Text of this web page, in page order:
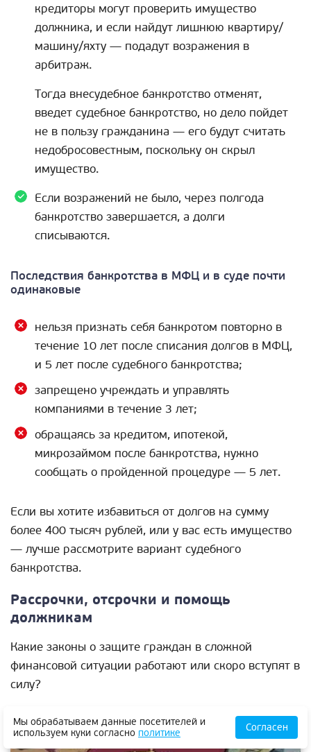
кредиторы могут проверить имущество
должника, и если найдут лишнюю квартиру/
машину/яхту — подадут возражения в
арбитраж.
Тогда внесудебное банкротство отменят,
введет судебное банкротство, но дело пойдет
не в пользу гражданина — его будут считать
недобросовестным, поскольку он скрыл
имущество.
Если возражений не было, через полгода
банкротство завершается, а долги
списываются.
Последствия банкротства в МФЦ и в суде почти
одинаковые
нельзя признать себя банкротом повторно в
течение 10 лет после списания долгов в МФЦ,
и 5 лет после судебного банкротства;
запрещено учреждать и управлять
компаниями в течение 3 лет;
обращаясь за кредитом, ипотекой,
микрозаймом после банкротства, нужно
сообщать о пройденной процедуре — 5 лет.
Если вы хотите избавиться от долгов на сумму
более 400 тысяч рублей, или у вас есть имущество
— лучше рассмотрите вариант судебного
банкротства.
Рассрочки, отсрочки и помощь
должникам
Какие законы о защите граждан в сложной
финансовой ситуации работают или скоро вступят в
силу?
Мы обрабатываем данные посетителей и
используем куки согласно политике Согласен